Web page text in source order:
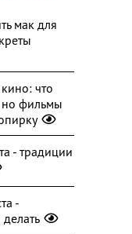
мак для
что
но фильмы
- традиции
-